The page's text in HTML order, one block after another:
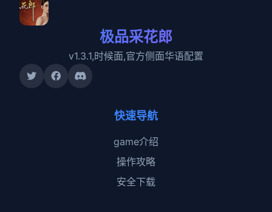
极品采花郎
v1.3.1,时候面,官方侧面华语配置
快速导航
game介绍
操作攻略
安全下载